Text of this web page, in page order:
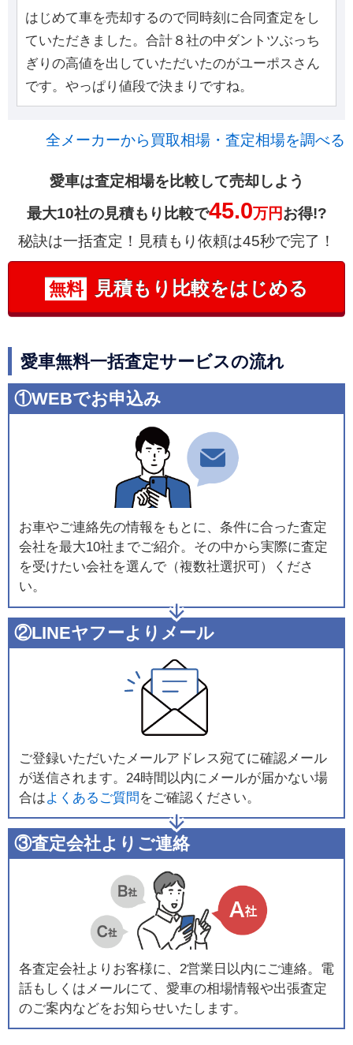
はじめて車を売却するので同時刻に合同査定をし
ていただきました。合計８社の中ダントツぶっち
ぎりの高値を出していただいたのがユーポスさん
です。やっぱり値段で決まりですね。
全メーカーから買取相場・査定相場を調べる
愛車は査定相場を比較して売却しよう
最大10社の見積もり比較で45.0万円お得!?
秘訣は一括査定！見積もり依頼は45秒で完了！
無料 見積もり比較をはじめる
愛車無料一括査定サービスの流れ
①WEBでお申込み
お車やご連絡先の情報をもとに、条件に合った査定
会社を最大10社までご紹介。その中から実際に査定
を受けたい会社を選んで（複数社選択可）くださ
い。
②LINEヤフーよりメール
ご登録いただいたメールアドレス宛てに確認メール
が送信されます。24時間以内にメールが届かない場
合はよくあるご質問 をご確認ください。
③査定会社よりご連絡
各査定会社よりお客様に、2営業日以内にご連絡。電
話もしくはメールにて、愛車の相場情報や出張査定
のご案内などをお知らせいたします。